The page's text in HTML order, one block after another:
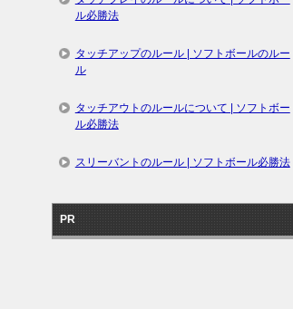
ル必勝法
タッチアップのルール | ソフトボールのルー
ル
タッチアウトのルールについて | ソフトボー
ル必勝法
スリーバントのルール | ソフトボール必勝法
PR